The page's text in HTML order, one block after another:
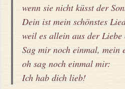
wenn sie nicht küsst der
Dein ist mein schönstes
weil es allein aus der Liebe
Sag mir noch einmal, mein
oh sag noch einmal mir:
Ich hab dich lieb!